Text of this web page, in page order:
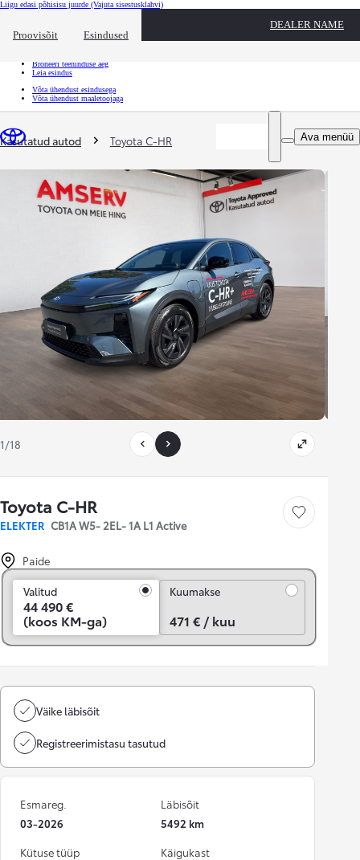
Liigu edasi põhisisu juurde (Vajuta sisestusklahvi)
Proovisõit Esindused
DEALER NAME
Kiirtee Klõpsa kiirtee ülekatte sulgemiseks
Broneeri teeninduse aeg
Leia esindus
Võta ühendust esindusega
Võta ühendust maaletoojaga
Ava menüü
Sina oled siin
Kasutatud autod Toyota C-HR
1/18
Toyota C-HR
ELEKTER CB1A W5- 2EL- 1A L1 Active
Salvesta
Paide
Valitud
44 490 €
(koos KM-ga)
Kuumakse
471 € / kuu
Väike läbisõit
Registreerimistasu tasutud
Esmareg.
03-2026
Läbisõit
5492 km
Kütuse tüüp
Käigukast